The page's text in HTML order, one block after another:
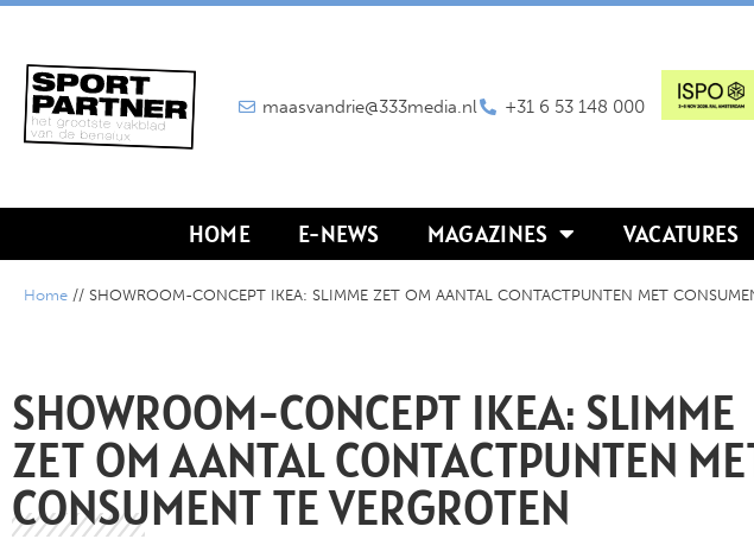
maasvandrie@333media.nl +31 6 53 148 000
HOME E-NEWS MAGAZINES VACATURES
Home // SHOWROOM-CONCEPT IKEA: SLIMME ZET OM AANTAL CONTACTPUNTEN MET
SHOWROOM-CONCEPT IKEA: SLIMME
ZET OM AANTAL CONTACTPUNTEN
CONSUMENT TE VERGROTEN